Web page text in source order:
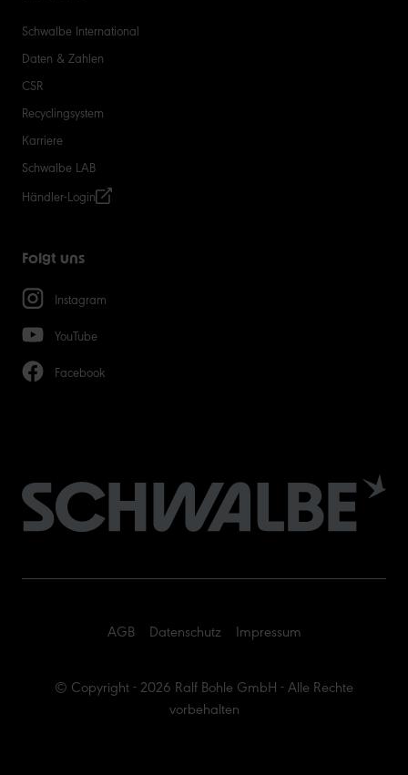
Schwalbe International
Daten & Zahlen
CSR
Recyclingsystem
Karriere
Schwalbe LAB
Händler-Login
Folgt uns
Instagram
YouTube
Facebook
© Copyright - 2026 Ralf Bohle GmbH - Alle Rechte
vorbehalten
AGB Datenschutz Impressum